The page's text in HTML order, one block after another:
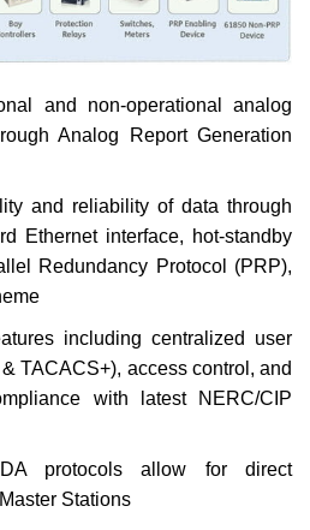
and non-operational analog
Analog Report Generation
and reliability of data through
Ethernet interface, hot-standby
Redundancy Protocol (PRP),
including centralized user
TACACS+), access control, and
with latest NERC/CIP
protocols allow for direct
Stations